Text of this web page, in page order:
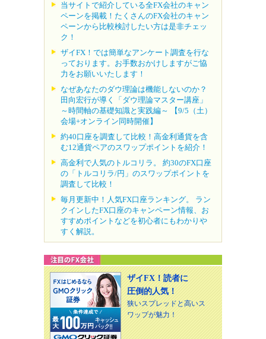
当サイトで紹介している全FX会社のキャン
ペーンを掲載！たくさんのFX会社のキャン
ペーンから比較検討したい方は是非チェッ
ク！
ザイFX！では簡単なアンケート調査を行な
っております。お手数おかけしますがご協
力をお願いいたします！
なぜあなたのダウ理論は機能しないのか？
田向宏行が導く「ダウ理論マスター講座」
～時間軸の基礎知識と実践編～ 【9/5（土）
会場+オンライン同時開催】
約40口座を調査して比較！高金利通貨を含
む12通貨ペアのスワップポイントを紹介！
高金利で人気のトルコリラ。 約30のFX口座
の「トルコリラ/円」のスワップポイントを
調査して比較！
毎月更新中！人気FX口座ランキング。 ラン
クインしたFX口座のキャンペーン情報、お
すすめポイントなどを初心者にもわかりや
すく解説。
ザイFX！読者に
圧倒的人気！
狭いスプレッドと高いス
ワップが魅力！